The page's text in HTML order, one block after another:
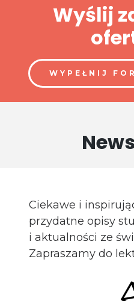
Wyślij
WYPEŁNIJ
Ciekawe i
przydatne opisy
i aktualności ze
Zapraszamy do